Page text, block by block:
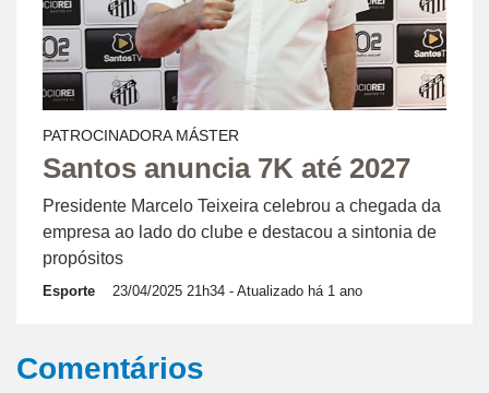
PATROCINADORA MÁSTER
Santos anuncia 7K até 2027
Presidente Marcelo Teixeira celebrou a chegada da
empresa ao lado do clube e destacou a sintonia de
propósitos
Esporte 23/04/2025 21h34 - Atualizado há 1 ano
Comentários